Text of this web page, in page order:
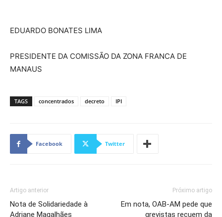
EDUARDO BONATES LIMA
PRESIDENTE DA COMISSÃO DA ZONA FRANCA DE
MANAUS
TAGS concentrados decreto IPI
Facebook Twitter
Artigo anterior
Nota de Solidariedade à
Adriane Magalhães
Próximo artigo
Em nota, OAB-AM pede que
grevistas recuem da